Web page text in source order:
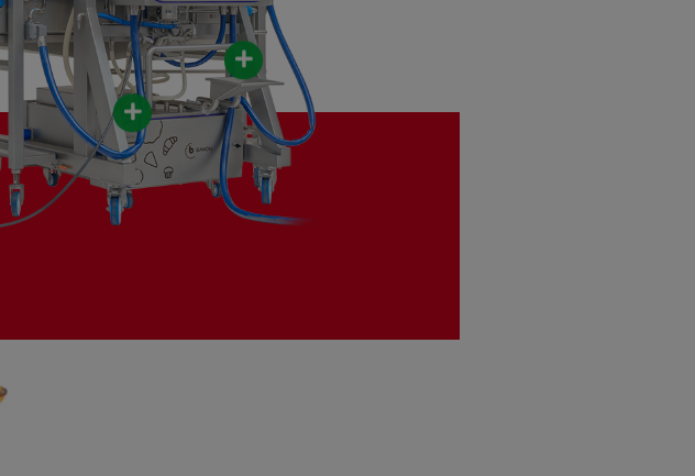
Rundsprühmaschine
Spraymix CC
Glasursprüher
Automatischer Sirupsprüher
Jelly Easy Schmelztank